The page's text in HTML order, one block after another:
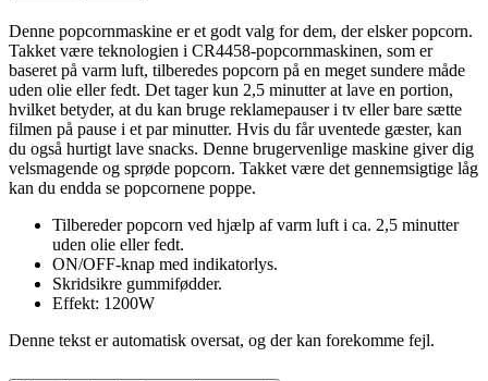
Denne popcornmaskine er et godt valg for dem, der elsker popcorn.
Takket være teknologien i CR4458-popcornmaskinen, som er
baseret på varm luft, tilberedes popcorn på en meget sundere måde
uden olie eller fedt. Det tager kun 2,5 minutter at lave en portion,
hvilket betyder, at du kan bruge reklamepauser i tv eller bare sætte
filmen på pause i et par minutter. Hvis du får uventede gæster, kan
du også hurtigt lave snacks. Denne brugervenlige maskine giver dig
velsmagende og sprøde popcorn. Takket være det gennemsigtige låg
kan du endda se popcornene poppe.
Tilbereder popcorn ved hjælp af varm luft i ca. 2,5 minutter
uden olie eller fedt.
ON/OFF-knap med indikatorlys.
Skridsikre gummifødder.
Effekt: 1200W
Denne tekst er automatisk oversat, og der kan forekomme fejl.